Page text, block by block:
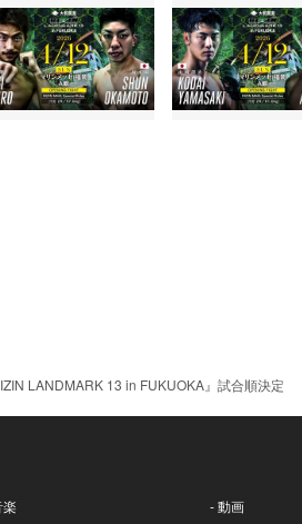
LANDMARK 13 in FUKUOKA』試合順決定
- 動画